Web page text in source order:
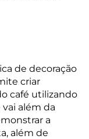
de decoração
criar
café utilizando
além da
a
além de